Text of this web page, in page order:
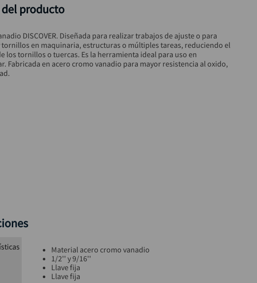
producto
DISCOVER. Diseñada para realizar trabajos de ajuste o para
tornillos en maquinaria, estructuras o múltiples tareas, reduciendo el
los tornillos o tuercas. Es la herramienta ideal para uso en
Fabricada en acero cromo vanadio para mayor resistencia al oxido,
Material acero cromo vanadio
1/2'' y 9/16''
Llave fija
Llave fija